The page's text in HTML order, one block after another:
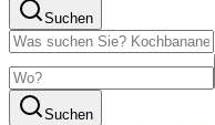
Suchen
Suchen